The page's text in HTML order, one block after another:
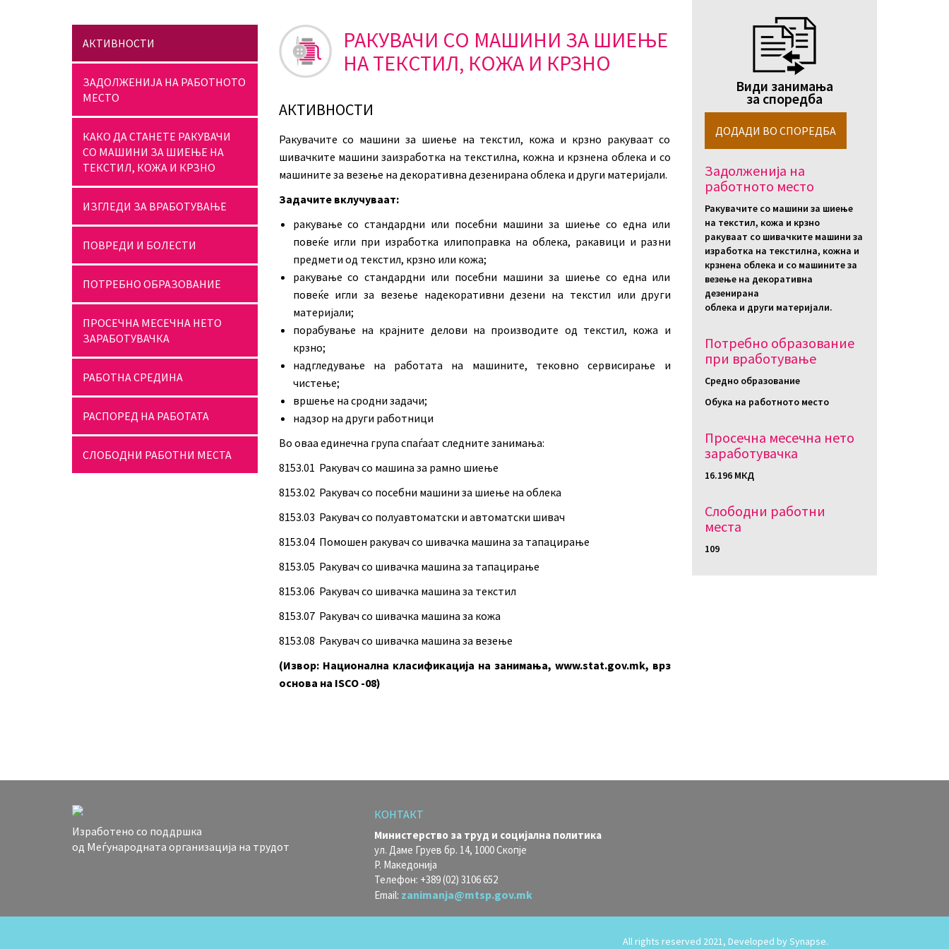
АКТИВНОСТИ
ЗАДОЛЖЕНИЈА НА РАБОТНОТО
МЕСТО
КАКО ДА СТАНЕТЕ РАКУВАЧИ
СО МАШИНИ ЗА ШИЕЊЕ НА
ТЕКСТИЛ, КОЖА И КРЗНО
ИЗГЛЕДИ ЗА ВРАБОТУВАЊЕ
ПОВРЕДИ И БОЛЕСТИ
ПОТРЕБНО ОБРАЗОВАНИЕ
ПРОСЕЧНА МЕСЕЧНА НЕТО
ЗАРАБОТУВАЧКА
РАБОТНА СРЕДИНА
РАСПОРЕД НА РАБОТАТА
СЛОБОДНИ РАБОТНИ МЕСТА
РАКУВАЧИ СО МАШИНИ ЗА ШИЕЊЕ
НА ТЕКСТИЛ, КОЖА И КРЗНО
АКТИВНОСТИ
Ракувачите со машини за шиење на текстил, кожа и крзно ракуваат со
шивачките машини заизработка на текстилна, кожна и крзнена облека и со
машините за везење на декоративна дезенирана облека и други материјали.
Задачите вклучуваат:
ракување со стандардни или посебни машини за шиење со една или
повеќе игли при изработка илипоправка на облека, ракавици и разни
предмети од текстил, крзно или кожа;
ракување со стандардни или посебни машини за шиење со една или
повеќе игли за везење надекоративни дезени на текстил или други
материјали;
порабување на крајните делови на производите од текстил, кожа и
крзно;
надгледување на работата на машините, тековно сервисирање и
чистење;
вршење на сродни задачи;
надзор на други работници
Во оваа единечна група спаѓаат следните занимања:
8153.01 Ракувач со машина за рамно шиење
8153.02 Ракувач со посебни машини за шиење на облека
8153.03 Ракувач со полуавтоматски и автоматски шивач
8153.04 Помошен ракувач со шивачка машина за тапацирање
8153.05 Ракувач со шивачка машина за тапацирање
8153.06 Ракувач со шивачка машина за текстил
8153.07 Ракувач со шивачка машина за кожа
8153.08 Ракувач со шивачка машина за везење
(Извор: Национална класификација на занимања, www.stat.gov.mk, врз
основа на ISCO -08)
Види занимања
за споредба
Задолженија на
работното место
Ракувачите со машини за шиење
на текстил, кожа и крзно
ракуваат со шивачките машини за
изработка на текстилна, кожна и
крзнена облека и со машините за
везење на декоративна
дезенирана
облека и други материјали.
Потребно образование
при вработување
Средно образование
Обука на работното место
Просечна месечна нето
заработувачка
16.196 МКД
Слободни работни
местa
109
Изработено со поддршка
од Меѓународната организација на трудот
КОНТАКТ
Министерство за труд и социјална политика
ул. Даме Груев бр. 14, 1000 Скопје
Р. Македонија
Телефон: +389 (02) 3106 652
Email: zanimanja@mtsp.gov.mk
All rights reserved 2021, Developed bySynapse.